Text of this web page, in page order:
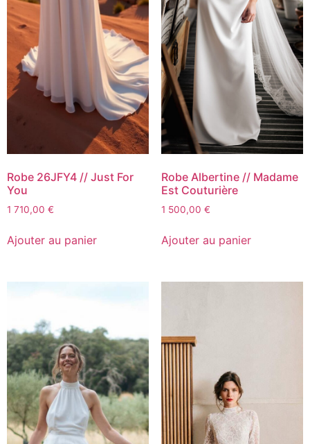
Robe 26JFY4 // Just For
You
1 710,00 €
Ajouter au panier
Robe Albertine // Madame
Est Couturière
1 500,00 €
Ajouter au panier